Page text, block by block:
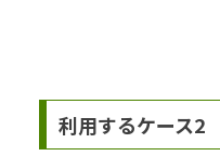
利用するケース2